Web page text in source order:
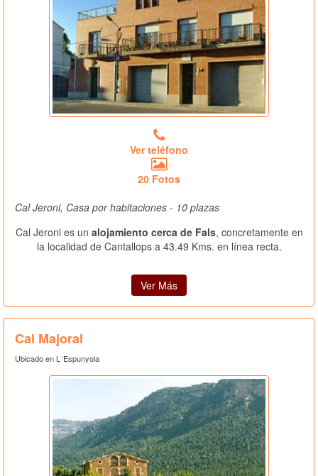
Ver teléfono
20 Fotos
Cal Jeroni, Casa por habitaciones - 10 plazas
Cal Jeroni es un alojamiento cerca de Fals, concretamente en
la localidad de Cantallops a 43.49 Kms. en línea recta.
Ver Más
Cal Majoral
Ubicado en L´Espunyola